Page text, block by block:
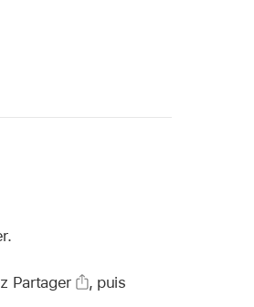
Partager , puis